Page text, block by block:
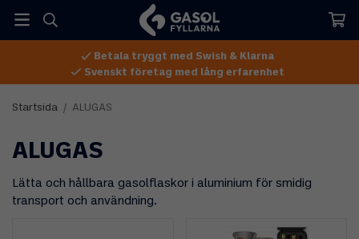
Betala tryggt med Swish & Klarna
Svenskt företag med lång erfarenhet
Startsida / ALUGAS
ALUGAS
Lätta och hållbara gasolflaskor i aluminium för smidig
transport och användning.